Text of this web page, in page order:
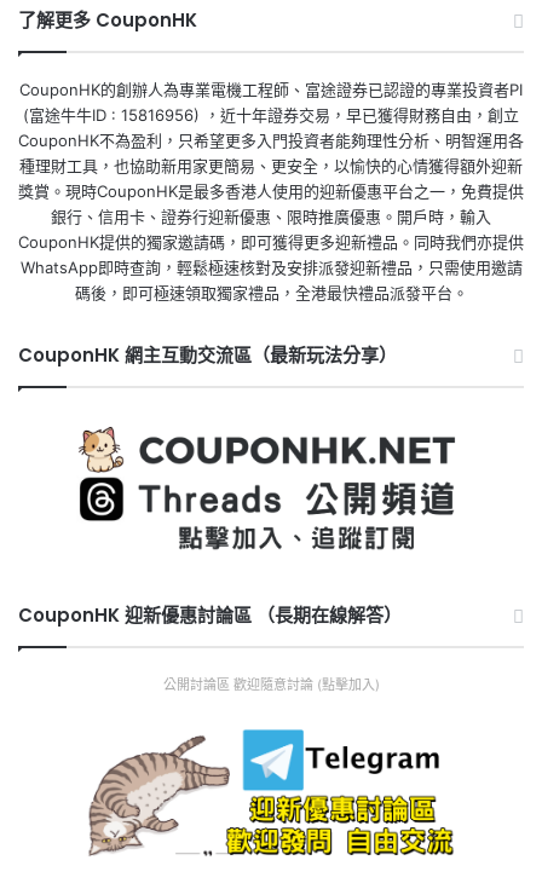
了解更多 CouponHK
CouponHK的創辦人為專業電機工程師、富途證券已認證的專業投資者PI
(富途牛牛ID : 15816956) ，近十年證券交易，早已獲得財務自由，創立
CouponHK不為盈利，只希望更多入門投資者能夠理性分析、明智運用各
種理財工具，也協助新用家更簡易、更安全，以愉快的心情獲得額外迎新
獎賞。現時CouponHK是最多香港人使用的迎新優惠平台之一，免費提供
銀行、信用卡、證券行迎新優惠、限時推廣優惠。開戶時，輸入
CouponHK提供的獨家邀請碼，即可獲得更多迎新禮品。同時我們亦提供
WhatsApp即時查詢，輕鬆極速核對及安排派發迎新禮品，只需使用邀請
碼後，即可極速領取獨家禮品，全港最快禮品派發平台。
CouponHK 網主互動交流區（最新玩法分享）
CouponHK 迎新優惠討論區 （長期在線解答）
公開討論區 歡迎隨意討論 (點擊加入)